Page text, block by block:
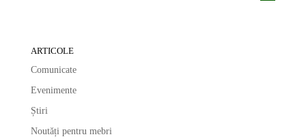
ARTICOLE
Comunicate
Evenimente
Știri
Noutăți pentru mebri